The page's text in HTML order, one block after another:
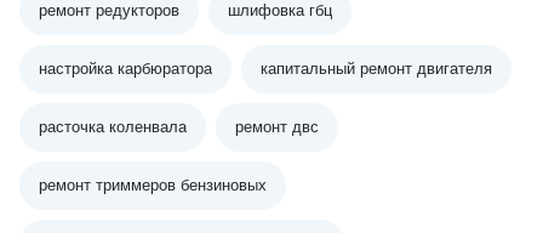
ремонт редукторов шлифовка гбц
настройка карбюратора капитальный ремонт двигателя
расточка коленвала ремонт двс
ремонт триммеров бензиновых